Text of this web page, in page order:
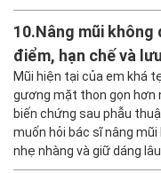
10.Nâng mũi không
điểm, hạn chế và
Mũi hiện tại của em khá
gương mặt thon gọn hơn
biến chứng sau phẫu
muốn hỏi bác sĩ nâng
nhẹ nhàng và giữ dáng